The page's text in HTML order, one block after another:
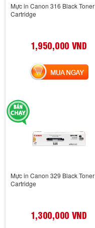
Mực in Canon 316 Black Toner
Cartridge
1,950,000 VND
MUA NGAY
Mực in Canon 329 Black Toner
Cartridge
1,300,000 VND